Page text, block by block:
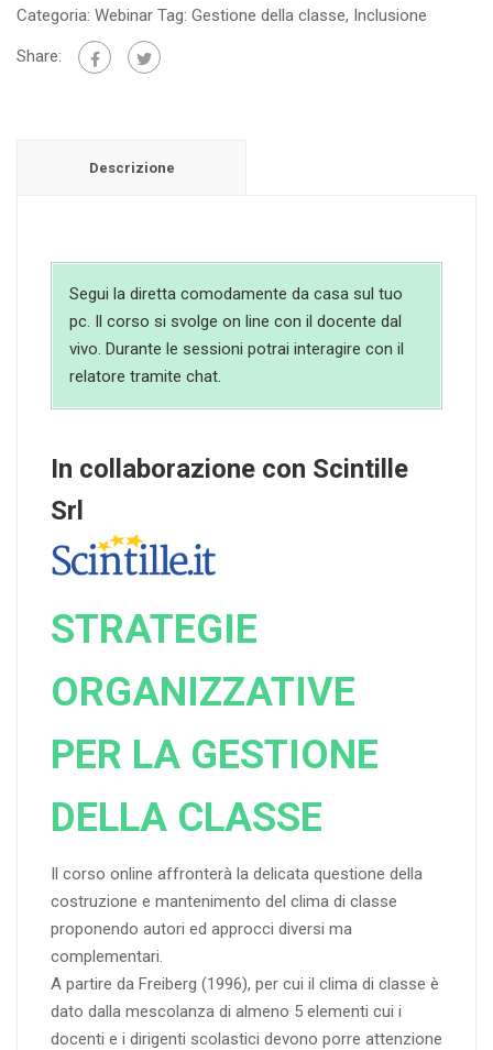
Categoria: Webinar Tag: Gestione della classe, Inclusione
Share:
Descrizione
Segui la diretta comodamente da casa sul tuo
pc. Il corso si svolge on line con il docente dal
vivo. Durante le sessioni potrai interagire con il
relatore tramite chat.
In collaborazione con Scintille
Srl
STRATEGIE
ORGANIZZATIVE
PER LA GESTIONE
DELLA CLASSE
Il corso online affronterà la delicata questione della
costruzione e mantenimento del clima di classe
proponendo autori ed approcci diversi ma
complementari.
A partire da Freiberg (1996), per cui il clima di classe è
dato dalla mescolanza di almeno 5 elementi cui i
docenti e i dirigenti scolastici devono porre attenzione